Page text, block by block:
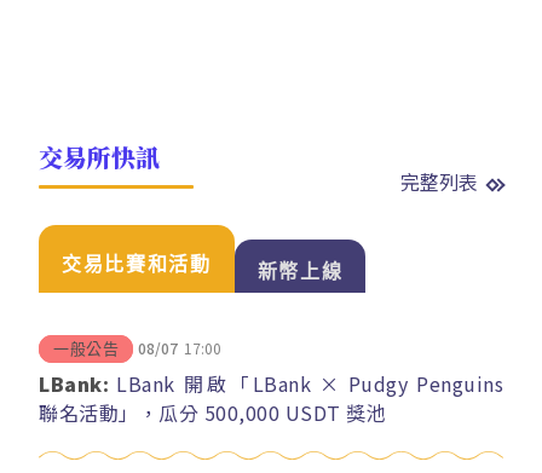
交易所快訊
完整列表
交易比賽和活動 新幣上線
一般公告 08/07 17:00
LBank: LBank 開啟「LBank × Pudgy Penguins
聯名活動」，瓜分 500,000 USDT 獎池